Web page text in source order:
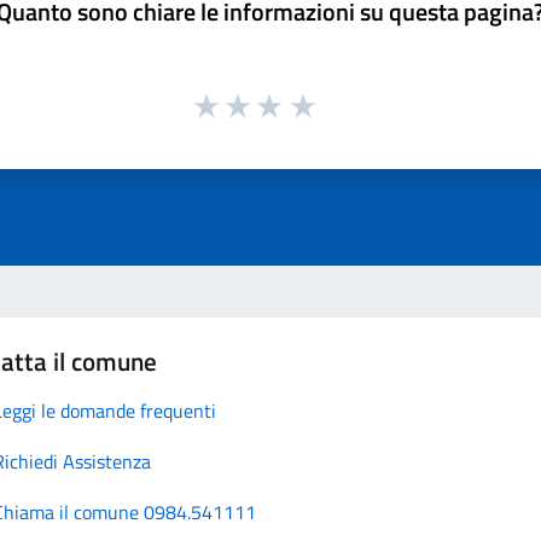
sono chiare le informazioni su questa
il comune
le domande frequenti
Assistenza
il comune 0984.541111